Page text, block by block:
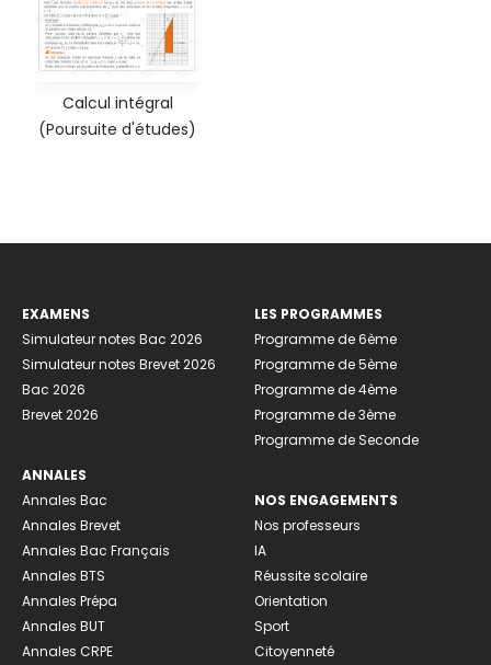
Calcul intégral
(Poursuite d'études)
EXAMENS
Simulateur notes Bac 2026
Simulateur notes Brevet 2026
Bac 2026
Brevet 2026
ANNALES
Annales Bac
Annales Brevet
Annales Bac Français
Annales BTS
Annales Prépa
Annales BUT
Annales CRPE
LES PROGRAMMES
Programme de 6ème
Programme de 5ème
Programme de 4ème
Programme de 3ème
Programme de Seconde
NOS ENGAGEMENTS
Nos professeurs
IA
Réussite scolaire
Orientation
Sport
Citoyenneté